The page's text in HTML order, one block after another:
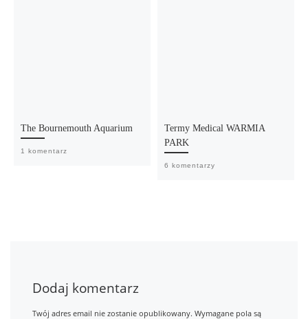
The Bournemouth Aquarium
1 komentarz
Termy Medical WARMIA
PARK
6 komentarzy
Dodaj komentarz
Twój adres email nie zostanie opublikowany. Wymagane pola są